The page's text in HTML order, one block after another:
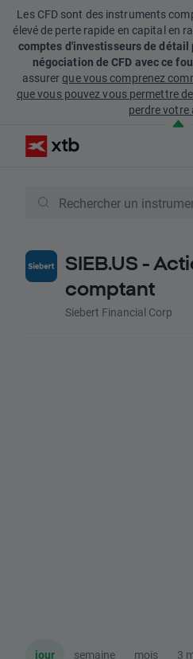
Les CFD sont des instruments
élevé de perte rapide en capital en
comptes d'investisseurs de
négociation de CFD avec ce
assurerque vous comprenez
que vous pouvez vous permettre
perdre votre
SIEB.US -
comptant
Siebert Financial Corp
jour semaine mois 3